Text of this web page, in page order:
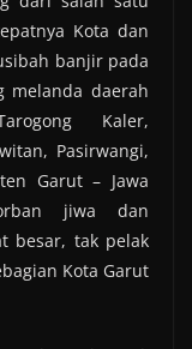
Kota dan
banjir pada
melanda daerah
Kaler,
Pasirwangi,
Garut – Jawa
jiwa dan
besar, tak pelak
Kota Garut